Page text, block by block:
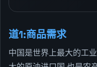
道1:商品需求
中国是世界上最大的工